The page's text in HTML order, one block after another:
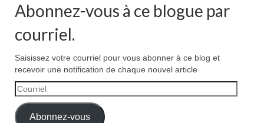
publications
Abonnez-vous à ce blogue par
courriel.
Saisissez votre courriel pour vous abonner à ce blog et
recevoir une notification de chaque nouvel article
Courriel
Abonnez-vous